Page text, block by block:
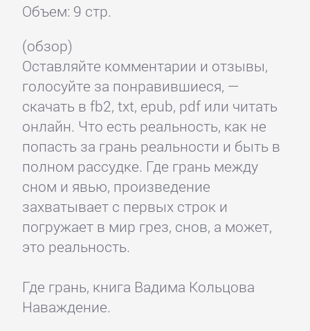
Объем: 9 стр.
(обзор)
Оставляйте комментарии и отзывы,
голосуйте за понравившиеся, —
скачать в fb2, txt, epub, pdf или читать
онлайн. Что есть реальность, как не
попасть за грань реальности и быть в
полном рассудке. Где грань между
сном и явью, произведение
захватывает с первых строк и
погружает в мир грез, снов, а может,
это реальность.
Где грань, книга Вадима Кольцова
Наваждение.